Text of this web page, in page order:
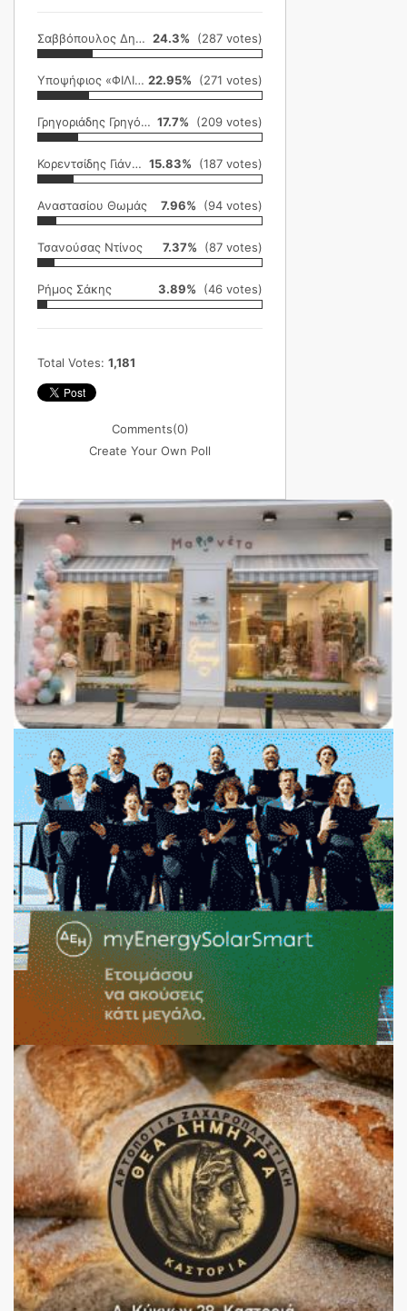
Σαββόπουλος Δημήτρης 24.3% (287 votes)
Υποψήφιος «ΦΙΛΙΚΗ ΕΤΑΙΡΕΙΑ» 22.95% (271 votes)
Γρηγοριάδης Γρηγόρης 17.7% (209 votes)
Κορεντσίδης Γιάννης 15.83% (187 votes)
Αναστασίου Θωμάς 7.96% (94 votes)
Τσανούσας Ντίνος 7.37% (87 votes)
Ρήμος Σάκης 3.89% (46 votes)
Total Votes: 1,181
Comments(0)
Create Your Own Poll